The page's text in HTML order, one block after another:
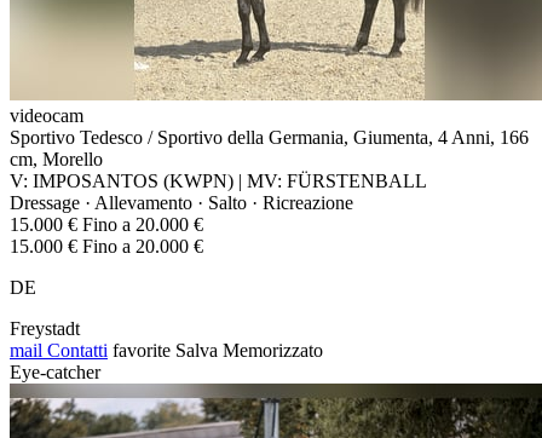
videocam
Sportivo Tedesco / Sportivo della Germania, Giumenta, 4 Anni, 166
cm, Morello
V: IMPOSANTOS (KWPN) | MV: FÜRSTENBALL
Dressage · Allevamento · Salto · Ricreazione
15.000 € Fino a 20.000 €
15.000 € Fino a 20.000 €
DE
Freystadt
mail Contatti favorite Salva Memorizzato
Eye-catcher